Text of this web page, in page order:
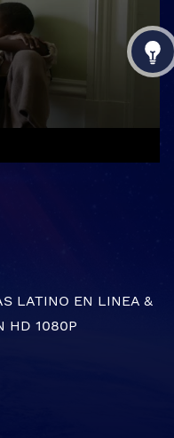
LATINO EN LINEA &
HD 1080P